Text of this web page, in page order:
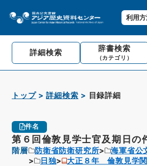
利用
詳細検索 辞書検索
（カテゴリ）
トップ 詳細検索 目録詳細
件名
第６回倫敦見学士官及期日の
階層 防衛省防衛研究所 海軍省公
日独
大正８年 倫敦見学